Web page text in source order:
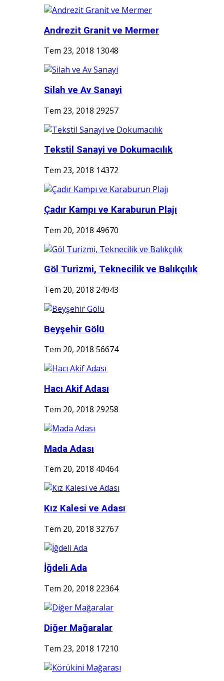
Andrezit Granit ve Mermer
Tem 23, 2018 13048
Silah ve Av Sanayi
Tem 23, 2018 29257
Tekstil Sanayi ve Dokumacılık
Tem 23, 2018 14372
Çadır Kampı ve Karaburun Plajı
Tem 20, 2018 49670
Göl Turizmi, Teknecilik ve Balıkçılık
Tem 20, 2018 24943
Beyşehir Gölü
Tem 20, 2018 56674
Hacı Akif Adası
Tem 20, 2018 29258
Mada Adası
Tem 20, 2018 40464
Kız Kalesi ve Adası
Tem 20, 2018 32767
İğdeli Ada
Tem 20, 2018 22364
Diğer Mağaralar
Tem 23, 2018 17210